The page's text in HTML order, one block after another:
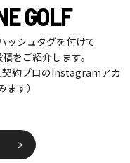
GOLF
ッシュタグを付けて
をご紹介します。
契約プロのInstagramアカ
す）